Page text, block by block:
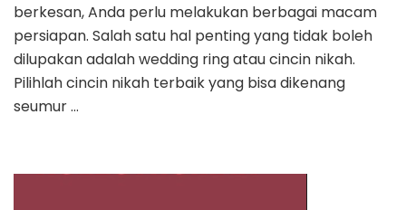
berkesan, Anda perlu melakukan berbagai macam
persiapan. Salah satu hal penting yang tidak boleh
dilupakan adalah wedding ring atau cincin nikah.
Pilihlah cincin nikah terbaik yang bisa dikenang
seumur …